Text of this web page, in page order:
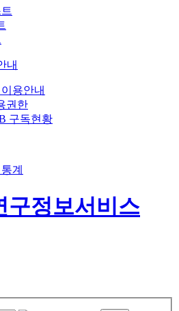
내
용안내
권한
구독현황
계